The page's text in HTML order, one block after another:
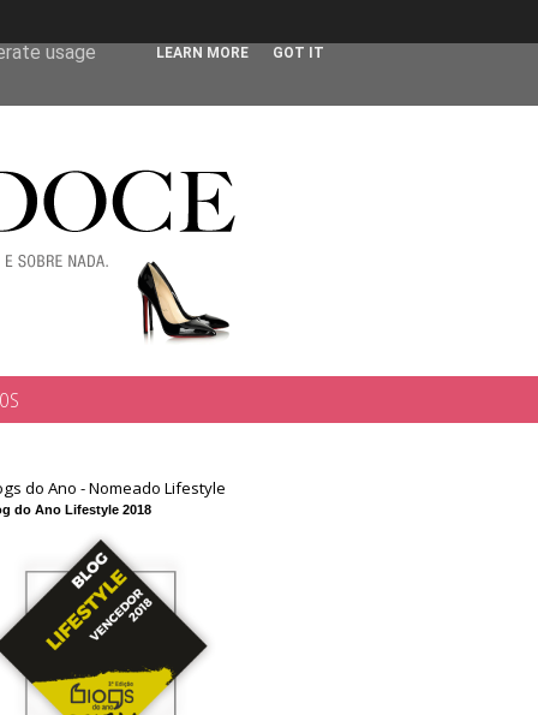
do Ano - Nomeado Lifestyle
do Ano Lifestyle 2018
usage
LEARN MORE GOT IT